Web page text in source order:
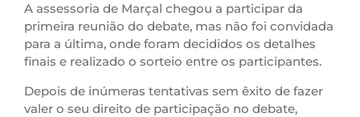
A assessoria de Marçal chegou a participar da
primeira reunião do debate, mas não foi convidada
para a última, onde foram decididos os detalhes
finais e realizado o sorteio entre os participantes.
Depois de inúmeras tentativas sem êxito de fazer
valer o seu direito de participação no debate,